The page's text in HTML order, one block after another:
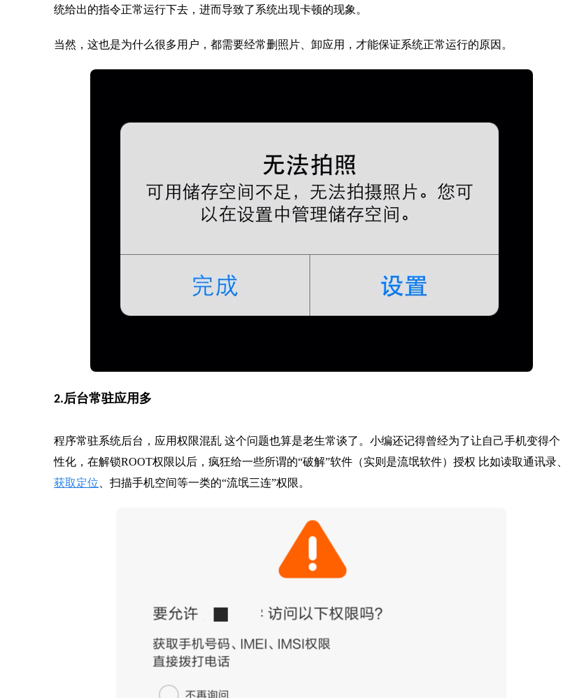
统给出的指令正常运行下去，进而导致了系统出现卡顿的现象。
当然，这也是为什么很多用户，都需要经常删照片、卸应用，才能保证系统正常运行的原因。
2.后台常驻应用多
程序常驻系统后台，应用权限混乱 这个问题也算是老生常谈了。小编还记得曾经为了让自己手机变得个
性化，在解锁ROOT权限以后，疯狂给一些所谓的“破解”软件（实则是流氓软件）授权 比如读取通讯录、
获取定位 、扫描手机空间等一类的“流氓三连”权限。